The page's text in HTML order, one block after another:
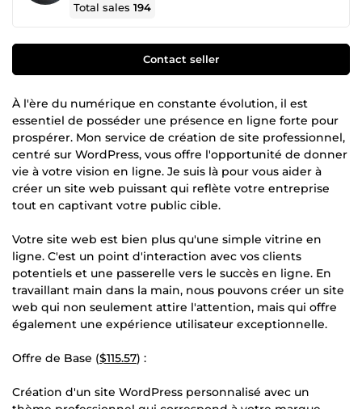
Total sales194
Contact seller
À l'ère du numérique en constante évolution, il est
essentiel de posséder une présence en ligne forte pour
prospérer. Mon service de création de site professionnel,
centré sur WordPress, vous offre l'opportunité de donner
vie à votre vision en ligne. Je suis là pour vous aider à
créer un site web puissant qui reflète votre entreprise
tout en captivant votre public cible.
Votre site web est bien plus qu'une simple vitrine en
ligne. C'est un point d'interaction avec vos clients
potentiels et une passerelle vers le succès en ligne. En
travaillant main dans la main, nous pouvons créer un site
web qui non seulement attire l'attention, mais qui offre
également une expérience utilisateur exceptionnelle.
Offre de Base ($115.57) :
Création d'un site WordPress personnalisé avec un